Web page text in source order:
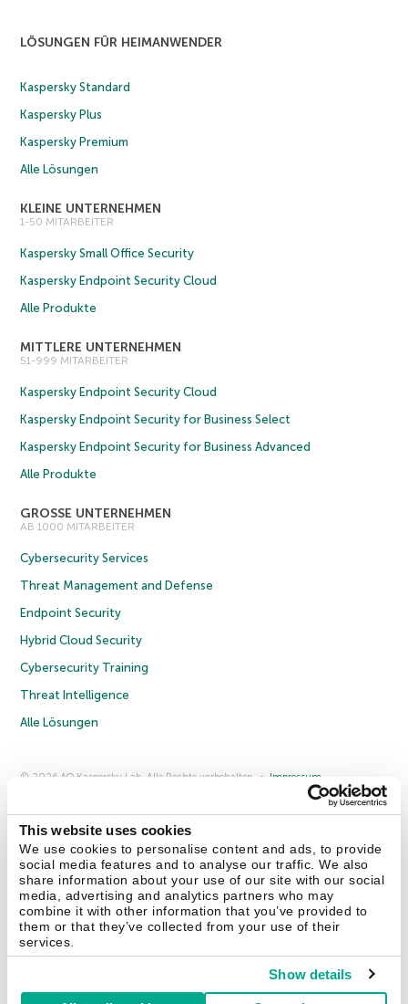
This website uses cookies
We use cookies to personalise content and ads, to provide
social media features and to analyse our traffic. We also
share information about your use of our site with our social
media, advertising and analytics partners who may
combine it with other information that you’ve provided to
them or that they’ve collected from your use of their
services.
Show details
LÖSUNGEN FÜR HEIMANWENDER
Kaspersky Standard
Kaspersky Plus
Kaspersky Premium
Alle Lösungen
KLEINE UNTERNEHMEN
1-50 MITARBEITER
Kaspersky Small Office Security
Kaspersky Endpoint Security Cloud
Alle Produkte
MITTLERE UNTERNEHMEN
51-999 MITARBEITER
Kaspersky Endpoint Security Cloud
Kaspersky Endpoint Security for Business Select
Kaspersky Endpoint Security for Business Advanced
Alle Produkte
GROSSE UNTERNEHMEN
AB 1000 MITARBEITER
Cybersecurity Services
Threat Management and Defense
Endpoint Security
Hybrid Cloud Security
Cybersecurity Training
Threat Intelligence
Alle Lösungen
© 2026 AO Kaspersky Lab. Alle Rechte vorbehalten.
Impressum
Lizenzvereinbarung B2B
Anmeldung zum Newsletter für B2B-Vertriebspartner
Kontakt Über uns Partner Blog
Weitere Informationen
Pressemitteilungen
Securelist Eugene Personal Blog Enzyklopädie